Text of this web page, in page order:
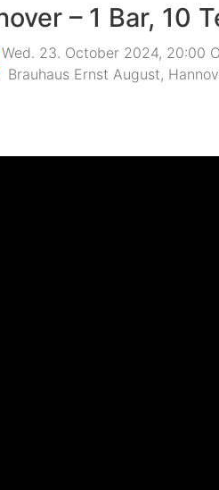
– 1 Bar, 10
Wed. 23. October 2024, 20:00
Brauhaus Ernst August,